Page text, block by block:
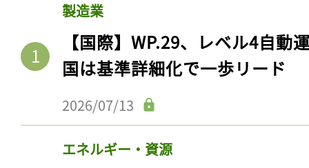
製造業
【国際】WP.29、レベル4自動
国は基準詳細化で一歩リード
2026/07/13
エネルギー・資源
記事をお気に入りに
ログインが必